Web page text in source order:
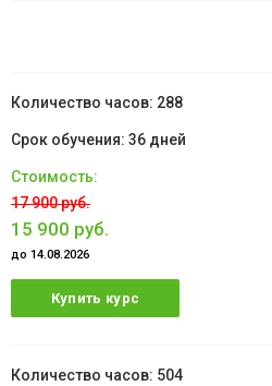
288
36 дней
17 900 руб.
15 900 руб.
до 14.08.2026
Купить курс
504